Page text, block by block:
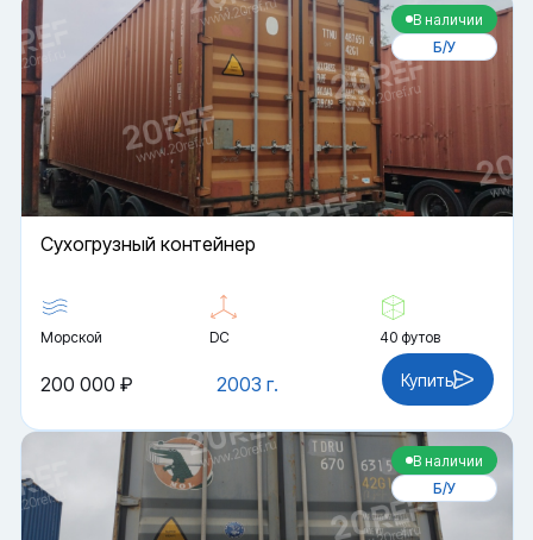
В наличии
Б/У
Cухогрузный контейнер
Морской DC 40 футов
2003 г.
200 000 ₽ Купить
В наличии
Б/У